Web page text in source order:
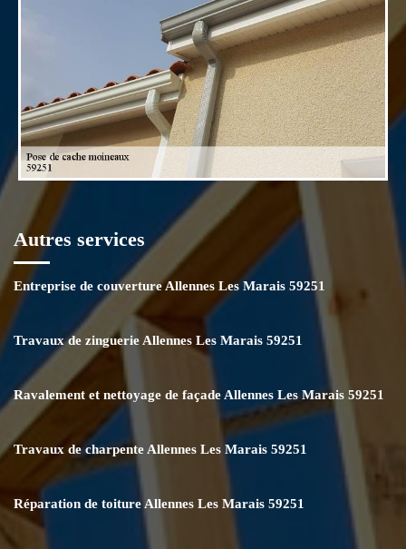
Autres services
Entreprise de couverture Allennes Les Marais 59251
Travaux de zinguerie Allennes Les Marais 59251
Ravalement et nettoyage de façade Allennes Les Marais 59251
Travaux de charpente Allennes Les Marais 59251
Réparation de toiture Allennes Les Marais 59251